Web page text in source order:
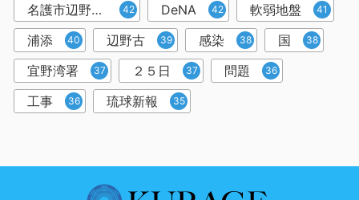
名護市辺野古沿岸部 42 DeNA 42 軟弱地盤 41
浦添 40 辺野古 39 感染 38 国 38
宜野湾署 37 ２５日 37 問題 36
工事 36 琉球新報 35